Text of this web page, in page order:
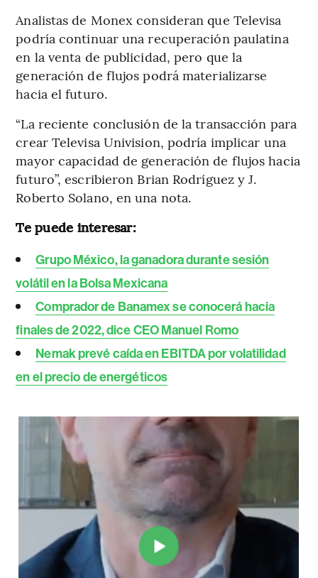
Analistas de Monex consideran que Televisa
podría continuar una recuperación paulatina
en la venta de publicidad, pero que la
generación de flujos podrá materializarse
hacia el futuro.
“La reciente conclusión de la transacción para
crear Televisa Univision, podría implicar una
mayor capacidad de generación de flujos hacia
futuro”, escribieron Brian Rodríguez y J.
Roberto Solano, en una nota.
Te puede interesar:
Grupo México, la ganadora durante sesión
volátil en la Bolsa Mexicana
Comprador de Banamex se conocerá hacia
finales de 2022, dice CEO Manuel Romo
Nemak prevé caída en EBITDA por volatilidad
en el precio de energéticos